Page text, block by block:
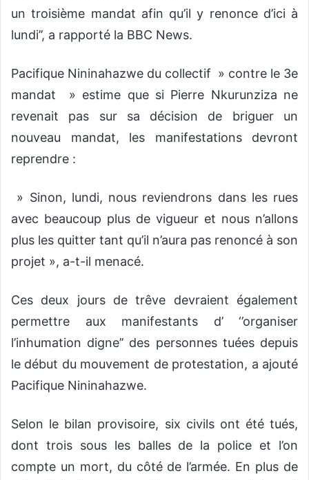
un troisième mandat afin qu’il y renonce d’ici à
lundi’’, a rapporté la BBC News.
Pacifique Nininahazwe du collectif » contre le 3e
mandat » estime que si Pierre Nkurunziza ne
revenait pas sur sa décision de briguer un
nouveau mandat, les manifestations devront
reprendre :
» Sinon, lundi, nous reviendrons dans les rues
avec beaucoup plus de vigueur et nous n’allons
plus les quitter tant qu’il n’aura pas renoncé à son
projet », a-t-il menacé.
Ces deux jours de trêve devraient également
permettre aux manifestants d’ ‘’organiser
l’inhumation digne’’ des personnes tuées depuis
le début du mouvement de protestation, a ajouté
Pacifique Nininahazwe.
Selon le bilan provisoire, six civils ont été tués,
dont trois sous les balles de la police et l’on
compte un mort, du côté de l’armée. En plus de